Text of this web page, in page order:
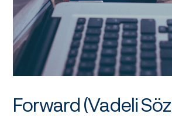
Forward (Vadeli